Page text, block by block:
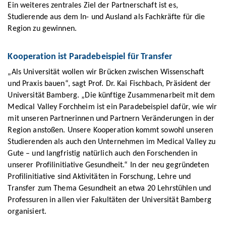
Ein weiteres zentrales Ziel der Partnerschaft ist es,
Studierende aus dem In- und Ausland als Fachkräfte für die
Region zu gewinnen.
Kooperation ist Paradebeispiel für Transfer
„Als Universität wollen wir Brücken zwischen Wissenschaft
und Praxis bauen“, sagt Prof. Dr. Kai Fischbach, Präsident der
Universität Bamberg. „Die künftige Zusammenarbeit mit dem
Medical Valley Forchheim ist ein Paradebeispiel dafür, wie wir
mit unseren Partnerinnen und Partnern Veränderungen in der
Region anstoßen. Unsere Kooperation kommt sowohl unseren
Studierenden als auch den Unternehmen im Medical Valley zu
Gute – und langfristig natürlich auch den Forschenden in
unserer Profilinitiative Gesundheit.“ In der neu gegründeten
Profilinitiative sind Aktivitäten in Forschung, Lehre und
Transfer zum Thema Gesundheit an etwa 20 Lehrstühlen und
Professuren in allen vier Fakultäten der Universität Bamberg
organisiert.